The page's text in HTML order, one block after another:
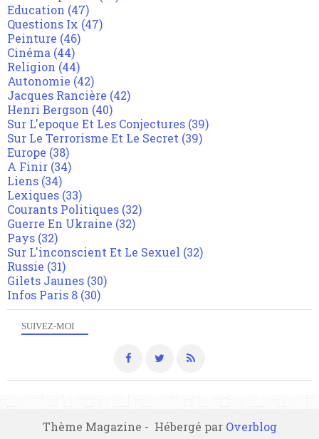
SUIVEZ-MOI
Education (47)
Questions Ix (47)
Peinture (46)
Cinéma (44)
Religion (44)
Autonomie (42)
Jacques Rancière (42)
Henri Bergson (40)
Sur L'epoque Et Les Conjectures (39)
Sur Le Terrorisme Et Le Secret (39)
Europe (38)
A Finir (34)
Liens (34)
Lexiques (33)
Courants Politiques (32)
Guerre En Ukraine (32)
Pays (32)
Sur L'inconscient Et Le Sexuel (32)
Russie (31)
Gilets Jaunes (30)
Infos Paris 8 (30)
Thème Magazine - Hébergé par Overblog